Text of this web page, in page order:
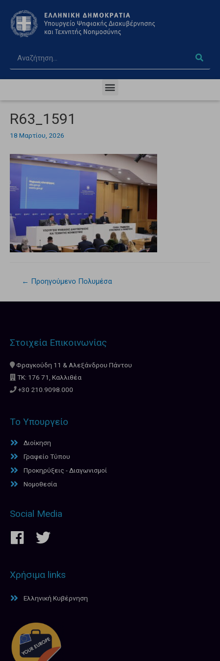
R63_1591
18 Μαρτίου, 2026
← Προηγούμενο Πολυμέσα
Στοιχεία Επικοινωνίας
Φραγκούδη 11 & Αλεξάνδρου Πάντου
ΤΚ: 176 71, Καλλιθέα
+30 210.9098.000
Το Υπουργείο
Διοίκηση
Γραφείο Τύπου
Προκηρύξεις - Διαγωνισμοί
Νομοθεσία
Social Media
Χρήσιμα links
Ελληνική Κυβέρνηση